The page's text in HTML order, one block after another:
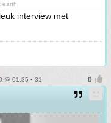
earth
interview met
@ 01:35 • 31